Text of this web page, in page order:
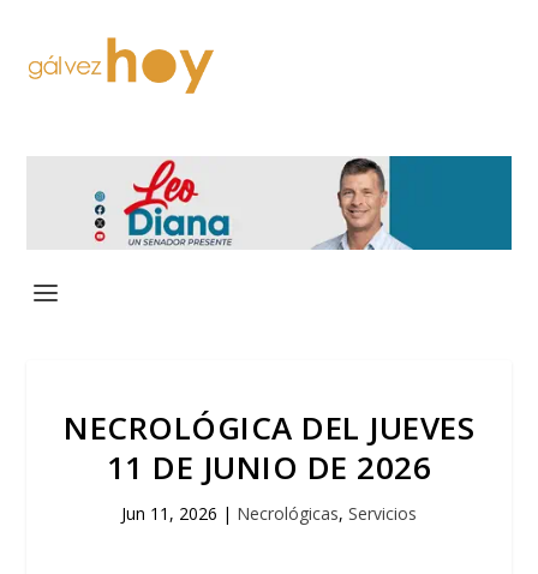
NECROLÓGICA DEL JUEVES
11 DE JUNIO DE 2026
Jun 11, 2026 | Necrológicas, Servicios